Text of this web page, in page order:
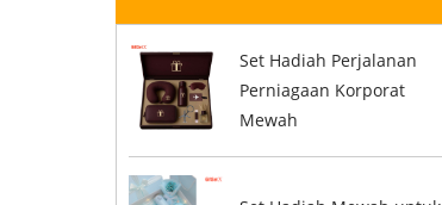
Set Hadiah Perjalanan
Perniagaan Korporat
Mewah